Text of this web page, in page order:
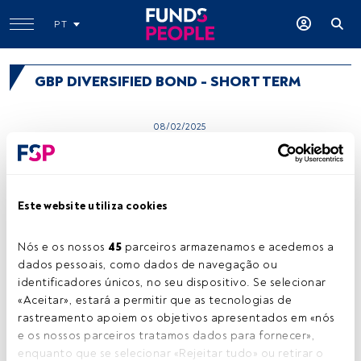
Este website utiliza cookies
Nós e os nossos 45 parceiros armazenamos e acedemos a
dados pessoais, como dados de navegação ou
identificadores únicos, no seu dispositivo. Se selecionar
«Aceitar», estará a permitir que as tecnologias de
rastreamento apoiem os objetivos apresentados em «nós
e os nossos parceiros tratamos dados para fornecer»,
enquanto que se selecionar «Rejeitar tudo» ou retirar o
PT
GBP DIVERSIFIED BOND - SHORT TERM
08/02/2025
Aviva Investors Global - GBP
ReturnPlus Fund I Acc